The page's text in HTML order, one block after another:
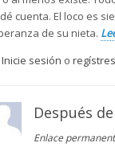
cuenta. El loco es
de su nieta.
Inicie sesión o
Después
Enlace